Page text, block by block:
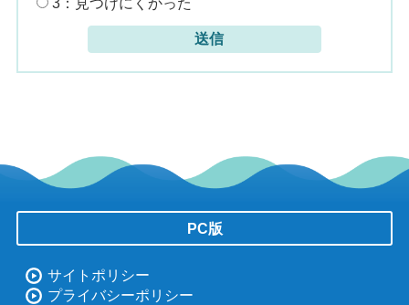
PC版
サイトポリシー
プライバシーポリシー